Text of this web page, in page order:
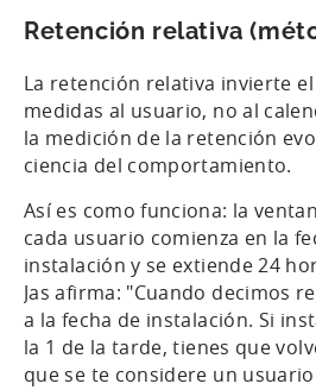
Retención relativa
La retención relativa invierte
medidas al usuario, no al
la medición de la retención
ciencia del comportamiento.
Así es como funciona: la
cada usuario comienza en la
instalación y se extiende 24
Jas afirma: "Cuando decimos
a la fecha de instalación. Si
la 1 de la tarde, tienes que
que se te considere un